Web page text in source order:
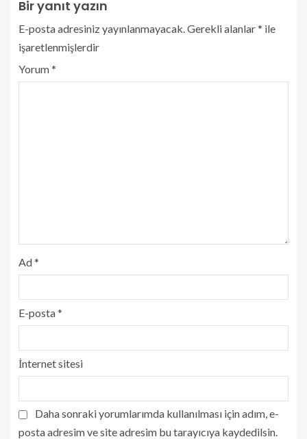
Bir yanıt yazın
E-posta adresiniz yayınlanmayacak. Gerekli alanlar* ile
işaretlenmişlerdir
Yorum*
Ad*
E-posta*
İnternet sitesi
Daha sonraki yorumlarımda kullanılması için adım, e-
posta adresim ve site adresim bu tarayıcıya kaydedilsin.